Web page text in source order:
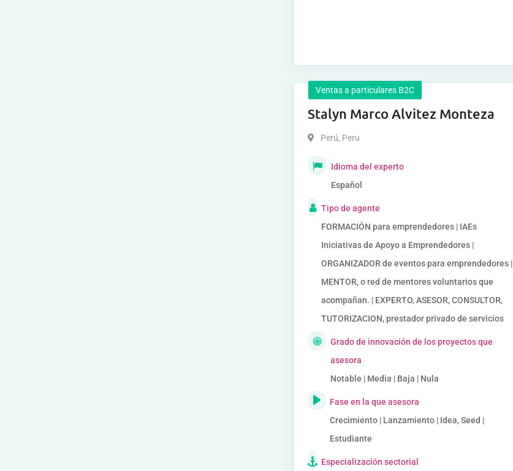
Ventas a particulares B2C
Stalyn Marco Alvitez Monteza
Perú, Peru
Idioma del experto
Español
Tipo de agente
FORMACIÓN para emprendedores | IAEs
Iniciativas de Apoyo a Emprendedores |
ORGANIZADOR de eventos para emprendedores |
MENTOR, o red de mentores voluntarios que
acompañan. | EXPERTO, ASESOR, CONSULTOR,
TUTORIZACION, prestador privado de servicios
Grado de innovación de los proyectos que
asesora
Notable | Media | Baja | Nula
Fase en la que asesora
Crecimiento | Lanzamiento | Idea, Seed |
Estudiante
Especialización sectorial